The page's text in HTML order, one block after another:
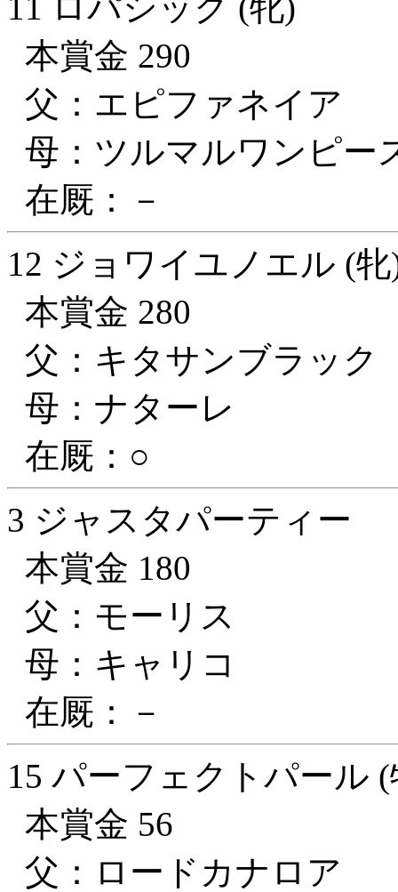
本賞金 290
父：エピファネイア
母：ツルマルワンピー
在厩：－
12 ジョワイユノエル (牝
本賞金 280
父：キタサンブラック
母：ナターレ
在厩：○
3 ジャスタパーティー
本賞金 180
父：モーリス
母：キャリコ
在厩：－
15 パーフェクトパール
本賞金 56
父：ロードカナロア